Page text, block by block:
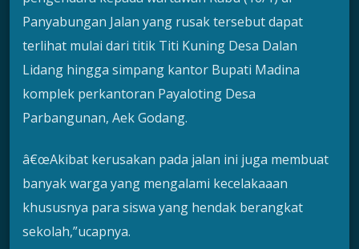
Panyabungan Jalan yang rusak tersebut dapat
terlihat mulai dari titik Titi Kuning Desa Dalan
Lidang hingga simpang kantor Bupati Madina
komplek perkantoran Payaloting Desa
Parbangunan, Aek Godang.
â€œAkibat kerusakan pada jalan ini juga membuat
banyak warga yang mengalami kecelakaaan
khususnya para siswa yang hendak berangkat
sekolah,”ucapnya.